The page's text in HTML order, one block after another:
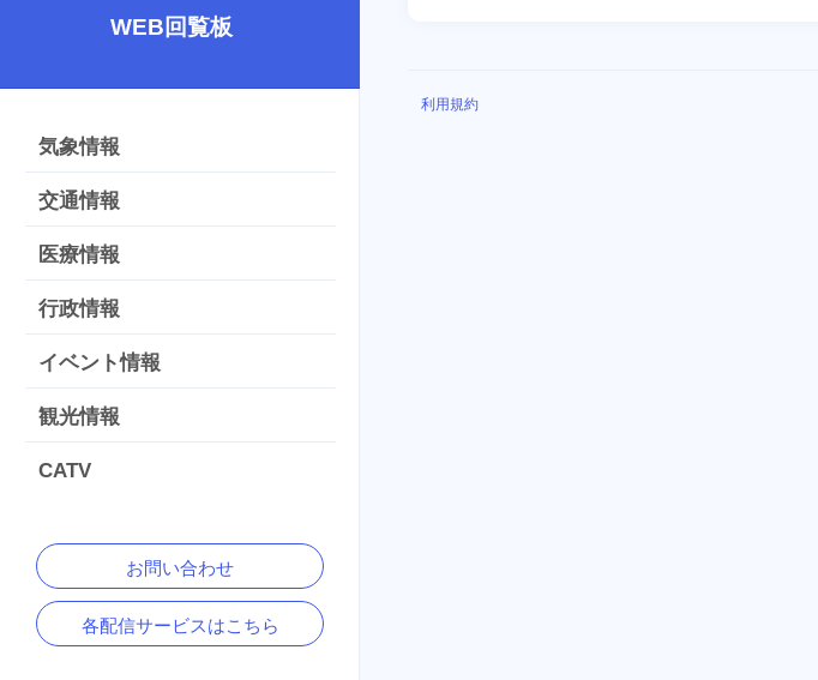
WEB回覧板
気象情報
交通情報
医療情報
行政情報
イベント情報
観光情報
CATV
お問い合わせ
各配信サービスはこちら
利用規約